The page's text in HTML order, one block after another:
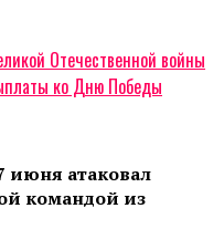
Отечественной войны
ко Дню Победы
июня атаковал
командой из